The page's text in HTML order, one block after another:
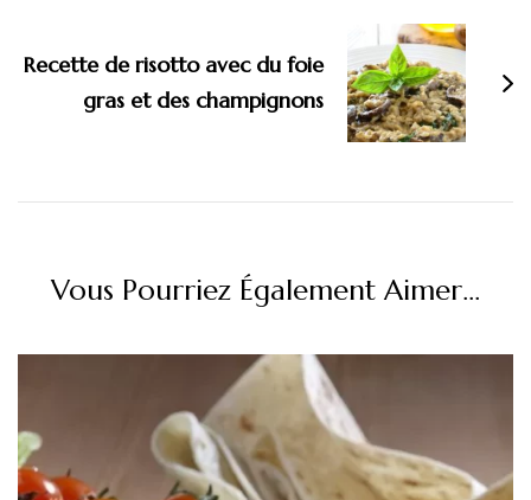
Recette de risotto avec du foie
gras et des champignons
Vous Pourriez Également Aimer...